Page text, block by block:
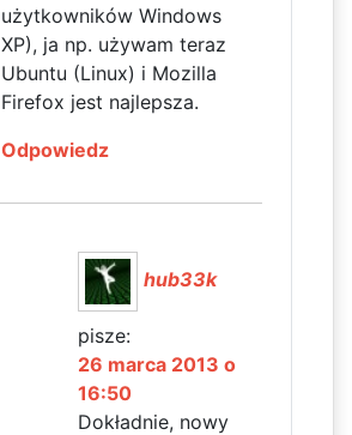
użytkowników Windows
XP), ja np. używam teraz
Ubuntu (Linux) i Mozilla
Firefox jest najlepsza.
Odpowiedz
hub33k
pisze:
26 marca 2013 o
16:50
Dokładnie, nowy